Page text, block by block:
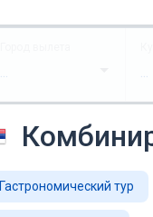
... ...
Гастрономический тур